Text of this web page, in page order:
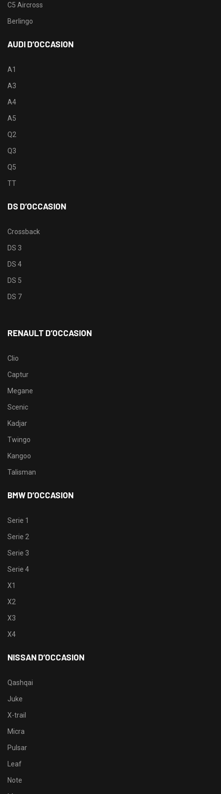
C5 Aircross
Berlingo
AUDI D’OCCASION
A1
A3
A4
A5
Q2
Q3
Q5
TT
DS D’OCCASION
Crossback
DS 3
DS 4
DS 5
DS 7
RENAULT D’OCCASION
Clio
Captur
Megane
Scenic
Kadjar
Twingo
Kangoo
Talisman
BMW D’OCCASION
Serie 1
Serie 2
Serie 3
Serie 4
X1
X2
X3
X4
NISSAN D’OCCASION
Qashqai
Juke
X-trail
Micra
Pulsar
Leaf
Note